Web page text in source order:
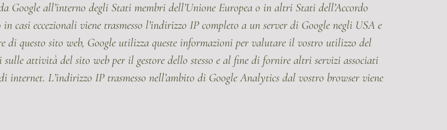
Google all’interno degli Stati membri dell’Unione Europea o in altri Stati dell’Accordo
casi eccezionali viene trasmesso l’indirizzo IP completo a un server di Google negli USA e
di questo sito web, Google utilizza queste informazioni per valutare il vostro utilizzo del
attività del sito web per il gestore dello stesso e al fine di fornire altri servizi associati
internet. L’indirizzo IP trasmesso nell’ambito di Google Analytics dal vostro browser viene